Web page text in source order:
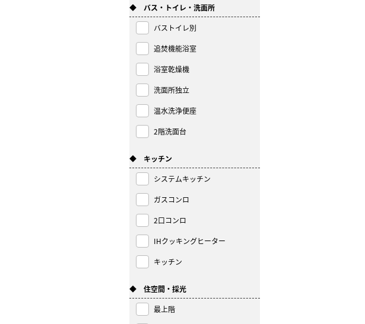
◆ バス・トイレ・洗面所
バストイレ別
追焚機能浴室
浴室乾燥機
洗面所独立
温水洗浄便座
2階洗面台
◆ キッチン
システムキッチン
ガスコンロ
2口コンロ
IHクッキングヒーター
キッチン
◆ 住空間・採光
最上階